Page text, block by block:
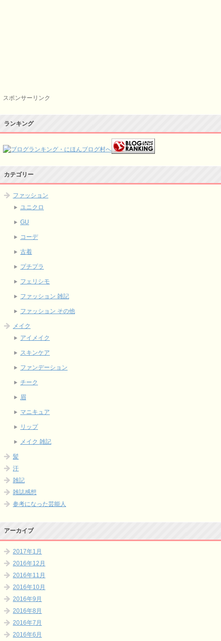
スポンサーリンク
ランキング
カテゴリー
ファッション
ユニクロ
GU
コーデ
古着
プチプラ
フェリシモ
ファッション 雑記
ファッション その他
メイク
アイメイク
スキンケア
ファンデーション
チーク
眉
マニキュア
リップ
メイク 雑記
髪
汗
雑記
雑誌感想
参考になった芸能人
アーカイブ
2017年1月
2016年12月
2016年11月
2016年10月
2016年9月
2016年8月
2016年7月
2016年6月